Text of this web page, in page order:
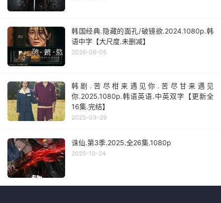
韩国经典.隐藏的面孔/破镜欲.2024.1080p.韩
语中字【大尺度.未删减】
2026-06-05
韩剧.苦尽柑来遇见你.苦尽甘来遇见
你.2025.1080p.韩语英语.中英双字【更新全
16集.完结】
2025-03-29
诛仙.第3季.2025.全26集.1080p
2025-10-24